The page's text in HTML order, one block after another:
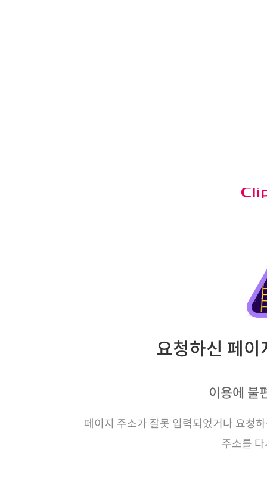
요청하신 페
이용에 불
페이지 주소가 잘못 입력되었거나 요청
주소를